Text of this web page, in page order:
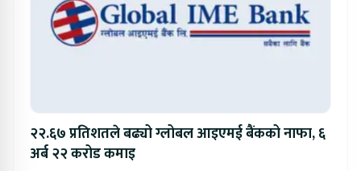
२२.६७ प्रतिशतले बढ्यो ग्लोबल आइएमई बैंकको नाफा, ६
अर्ब २२ करोड कमाइ